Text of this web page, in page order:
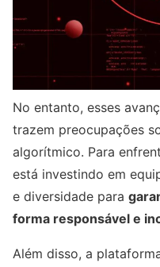
No entanto, esses
trazem preocupações
algorítmico. Para
está investindo em
e diversidade para
forma responsável e
Além disso, a